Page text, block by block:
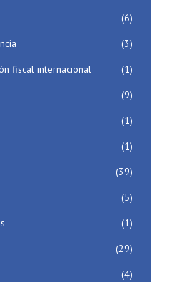
(6)
(3)
fiscal internacional
(1)
(9)
(1)
(1)
(39)
(5)
(1)
(29)
(4)